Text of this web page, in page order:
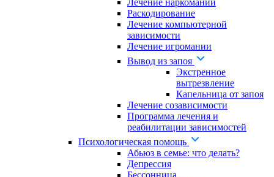
Лечение наркомании
Раскодирование
Лечение компьютерной
зависимости
Лечение игромании
Вывод из запоя
Экстренное
вытрезвление
Капельница от запоя
Лечение созависимости
Программа лечения и
реабилитации зависимостей
Психологическая помощь
Абьюз в семье: что делать?
Депрессия
Бессонница